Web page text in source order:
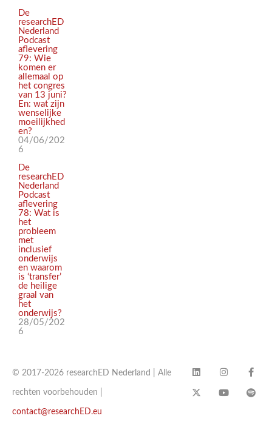
De
researchED
Nederland
Podcast
aflevering
79: Wie
komen er
allemaal op
het congres
van 13 juni?
En: wat zijn
wenselijke
moeilijkhed
en?
04/06/202
6
De
researchED
Nederland
Podcast
aflevering
78: Wat is
het
probleem
met
inclusief
onderwijs
en waarom
is ‘transfer’
de heilige
graal van
het
onderwijs?
28/05/202
6
© 2017-2026 researchED Nederland | Alle
rechten voorbehouden |
contact@researchED.eu